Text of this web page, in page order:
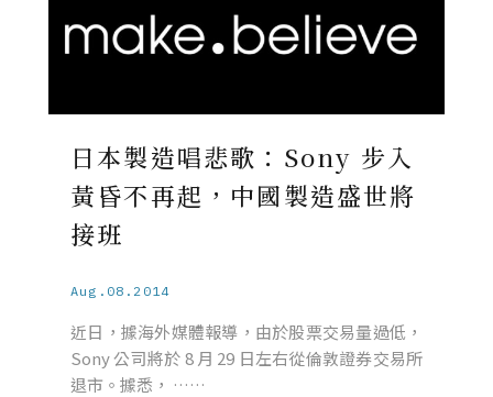
日本製造唱悲歌：Sony 步入
黃昏不再起，中國製造盛世將
接班
Aug.08.2014
近日，據海外媒體報導，由於股票交易量過低，
Sony 公司將於 8 月 29 日左右從倫敦證券交易所
退市。據悉， ……